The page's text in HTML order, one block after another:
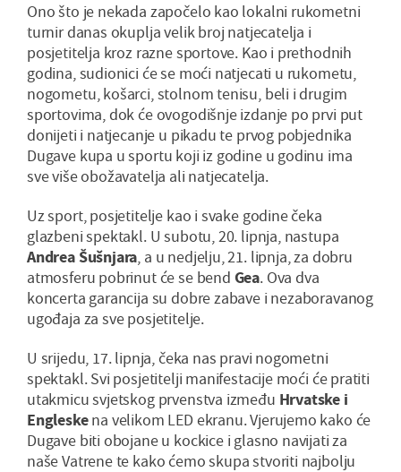
Ono što je nekada započelo kao lokalni rukometni
turnir danas okuplja velik broj natjecatelja i
posjetitelja kroz razne sportove. Kao i prethodnih
godina, sudionici će se moći natjecati u rukometu,
nogometu, košarci, stolnom tenisu, beli i drugim
sportovima, dok će ovogodišnje izdanje po prvi put
donijeti i natjecanje u pikadu te prvog pobjednika
Dugave kupa u sportu koji iz godine u godinu ima
sve više obožavatelja ali natjecatelja.
Uz sport, posjetitelje kao i svake godine čeka
glazbeni spektakl. U subotu, 20. lipnja, nastupa
Andrea Šušnjara, a u nedjelju, 21. lipnja, za dobru
atmosferu pobrinut će se bend Gea. Ova dva
koncerta garancija su dobre zabave i nezaboravanog
ugođaja za sve posjetitelje.
U srijedu, 17. lipnja, čeka nas pravi nogometni
spektakl. Svi posjetitelji manifestacije moći će pratiti
utakmicu svjetskog prvenstva između Hrvatske i
Engleskena velikom LED ekranu. Vjerujemo kako će
Dugave biti obojane u kockice i glasno navijati za
naše Vatrene te kako ćemo skupa stvoriti najbolju